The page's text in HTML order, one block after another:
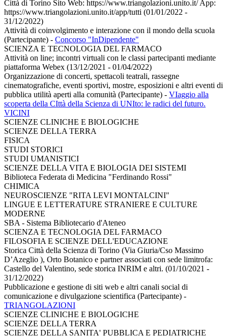
Città di Torino Sito Web: https://www.triangolazioni.unito.it/ App:
https://www.triangolazioni.unito.it/app/tutti (01/01/2022 -
31/12/2022)
Attività di coinvolgimento e interazione con il mondo della scuola
(Partecipante) - Concorso "InDipendente"
SCIENZA E TECNOLOGIA DEL FARMACO
Attività on line; incontri virtuali con le classi partecipanti mediante
piattaforma Webex (13/12/2021 - 01/04/2022)
Organizzazione di concerti, spettacoli teatrali, rassegne
cinematografiche, eventi sportivi, mostre, esposizioni e altri eventi di
pubblica utilità aperti alla comunità (Partecipante) - VIaggio alla
scoperta della CIttà della Scienza di UNIto: le radici del futuro.
VICINI
SCIENZE CLINICHE E BIOLOGICHE
SCIENZE DELLA TERRA
FISICA
STUDI STORICI
STUDI UMANISTICI
SCIENZE DELLA VITA E BIOLOGIA DEI SISTEMI
Biblioteca Federata di Medicina "Ferdinando Rossi"
CHIMICA
NEUROSCIENZE "RITA LEVI MONTALCINI"
LINGUE E LETTERATURE STRANIERE E CULTURE
MODERNE
SBA - Sistema Bibliotecario d'Ateneo
SCIENZA E TECNOLOGIA DEL FARMACO
FILOSOFIA E SCIENZE DELL'EDUCAZIONE
Storica Città della Scienza di Torino (Via Giuria/Cso Massimo
D’Azeglio ), Orto Botanico e partner associati con sede limitrofa:
Castello del Valentino, sede storica INRIM e altri. (01/10/2021 -
31/12/2022)
Pubblicazione e gestione di siti web e altri canali social di
comunicazione e divulgazione scientifica (Partecipante) -
TRIANGOLAZIONI
SCIENZE CLINICHE E BIOLOGICHE
SCIENZE DELLA TERRA
SCIENZE DELLA SANITA' PUBBLICA E PEDIATRICHE